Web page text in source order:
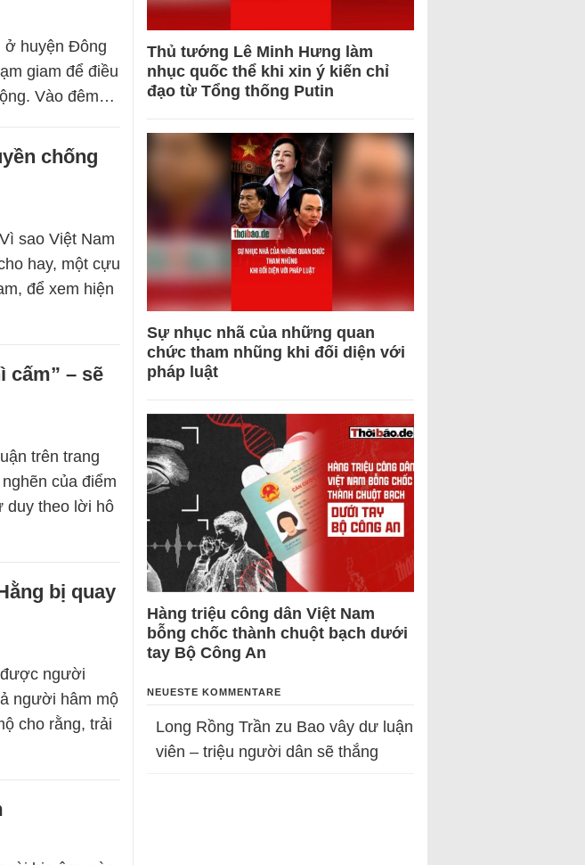
ở huyện Đông
giam để điều
Vào đêm…
chống
sao Việt Nam
hay, một cựu
để xem hiện
cấm” – sẽ
trên trang
của điểm
duy theo lời hô
bị quay
người
người hâm mộ
cho rằng, trải
Thủ tướng Lê Minh Hưng làm
nhục quốc thể khi xin ý kiến chỉ
đạo từ Tổng thống Putin
Sự nhục nhã của những quan
chức tham nhũng khi đối diện với
pháp luật
Hàng triệu công dân Việt Nam
bỗng chốc thành chuột bạch dưới
tay Bộ Công An
NEUESTE KOMMENTARE
Long Rồng Trần zu Bao vây dư luận
viên – triệu người dân sẽ thắng